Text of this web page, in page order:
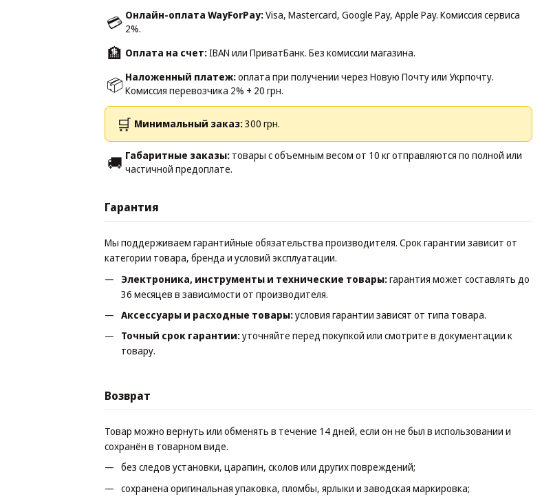
💳 Онлайн-оплата WayForPay:Visa, Mastercard, Google Pay, Apple Pay. Комиссия сервиса
2%.
🏦 Оплата на счет:IBAN или ПриватБанк. Без комиссии магазина.
📦 Наложенный платеж:оплата при получении через Новую Почту или Укрпочту.
Комиссия перевозчика 2% + 20 грн.
🛒 Минимальный заказ:300 грн.
🚚 Габаритные заказы: товары с объемным весом от 10 кг отправляются по полной или
частичной предоплате.
Гарантия
Мы поддерживаем гарантийные обязательства производителя. Срок гарантии зависит от
категории товара, бренда и условий эксплуатации.
Электроника, инструменты и технические товары:гарантия может составлять до
36 месяцев в зависимости от производителя.
Аксессуары и расходные товары:условия гарантии зависят от типа товара.
Точный срок гарантии:уточняйте перед покупкой или смотрите в документации к
товару.
Возврат
Товар можно вернуть или обменять в течение 14 дней, если он не был в использовании и
сохранён в товарном виде.
без следов установки, царапин, сколов или других повреждений;
сохранена оригинальная упаковка, пломбы, ярлыки и заводская маркировка;